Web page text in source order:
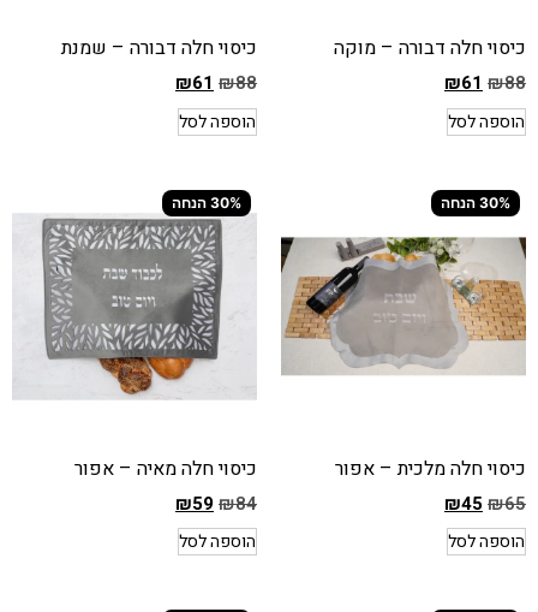
כיסוי חלה דבורה – מוקה
₪88
₪61
המחיר
הקודם
₪88
המחיר
הנוכחי
הוא
₪61
הוספה לסל
כיסוי חלה דבורה – שמנת
₪88
₪61
המחיר
הקודם
₪88
המחיר
הנוכחי
הוספה לסל
30% הנחה
כיסוי חלה מלכית – אפור
₪65
₪45
המחיר
הקודם
הוספה לסל
30% הנחה
כיסוי חלה מאיה – אפור
₪84
₪59
המחיר
הקודם
הוספה לסל